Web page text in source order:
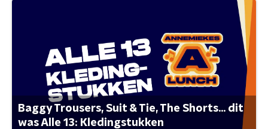
Baggy Trousers, Suit & Tie, The Shorts... dit
was Alle 13: Kledingstukken